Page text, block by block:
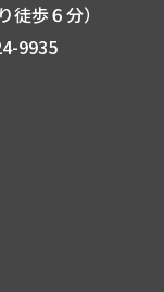
徒歩６分）
9935